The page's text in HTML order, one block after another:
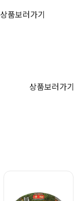
상품보러가기
상품보러가기